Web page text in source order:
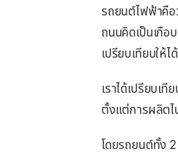
รถยนต์ไฟฟ้าคื
ถนนคิดเป็นเกือ
เปรียบเทียบให้
เราได้เปรียบเ
ตั้งแต่การผลิตไ
โดยรถยนต์ทั้ง